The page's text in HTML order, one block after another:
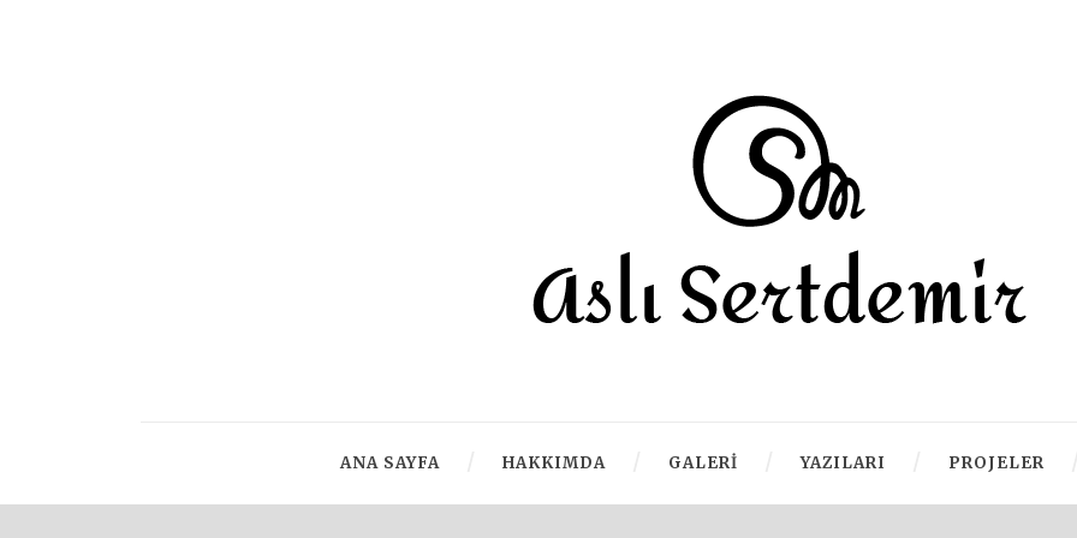
ANA SAYFA HAKKIMDA GALERI YAZILARI PROJELER